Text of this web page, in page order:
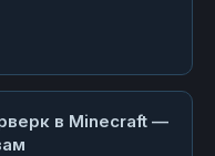
в Minecraft —